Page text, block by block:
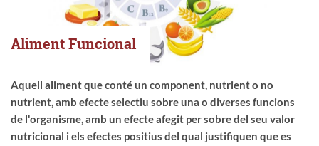
Aliment Funcional
Aquell aliment que conté un component, nutrient o no
nutrient, amb efecte selectiu sobre una o diverses funcions
de l'organisme, amb un efecte afegit per sobre del seu valor
nutricional i els efectes positius del qual justifiquen que es